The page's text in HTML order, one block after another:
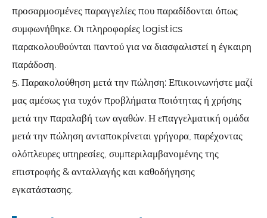
προσαρμοσμένες παραγγελίες που παραδίδονται όπως
συμφωνήθηκε. Οι πληροφορίες logistics
παρακολουθούνται παντού για να διασφαλιστεί η έγκαιρη
παράδοση.
5. Παρακολούθηση μετά την πώληση: Επικοινωνήστε μαζί
μας αμέσως για τυχόν προβλήματα ποιότητας ή χρήσης
μετά την παραλαβή των αγαθών. Η επαγγελματική ομάδα
μετά την πώληση ανταποκρίνεται γρήγορα, παρέχοντας
ολόπλευρες υπηρεσίες, συμπεριλαμβανομένης της
επιστροφής & ανταλλαγής και καθοδήγησης
εγκατάστασης.